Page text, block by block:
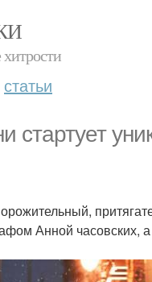
статьи
стартует
Анной часовских,